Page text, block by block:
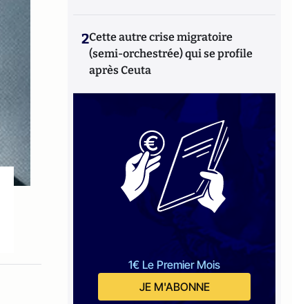
2Cette autre crise migratoire
(semi-orchestrée) qui se profile
après Ceuta
1€ Le Premier Mois
JE M'ABONNE